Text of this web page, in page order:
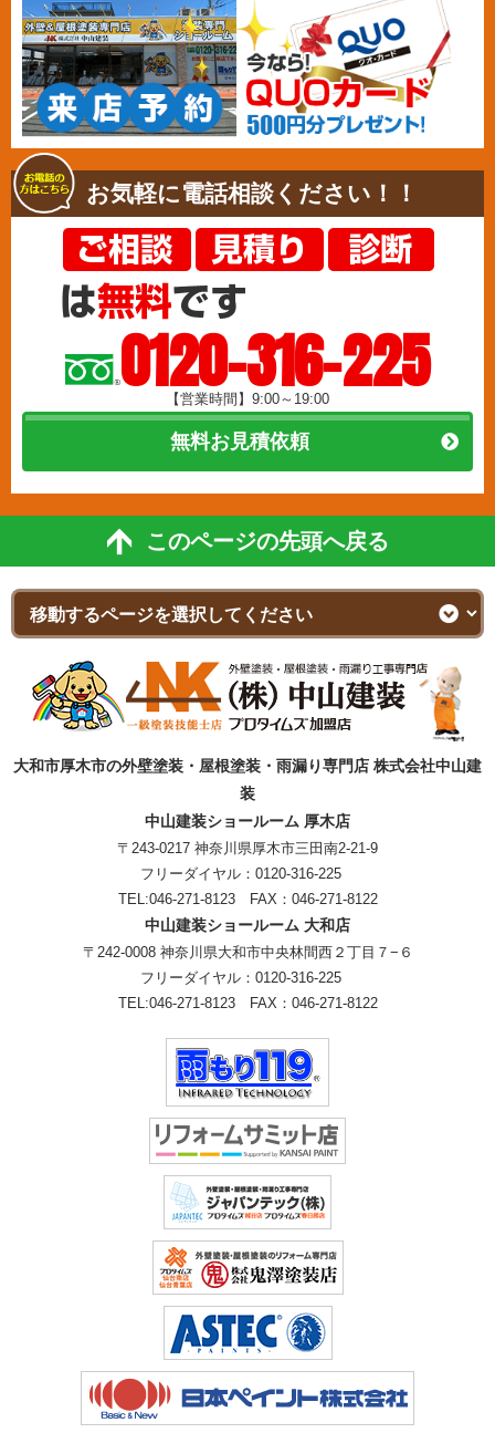
お気軽に電話相談ください！！
0120-316-225
【営業時間】9:00～19:00
無料お見積依頼
このページの先頭へ戻る
大和市厚木市の外壁塗装・屋根塗装・雨漏り専門店 株式会社中山建
装
中山建装ショールーム 厚木店
〒243-0217 神奈川県厚木市三田南2-21-9
フリーダイヤル： 0120-316-225
TEL:046-271-8123 FAX：046-271-8122
中山建装ショールーム 大和店
〒242-0008 神奈川県大和市中央林間西２丁目７−６
フリーダイヤル： 0120-316-225
TEL:046-271-8123 FAX：046-271-8122